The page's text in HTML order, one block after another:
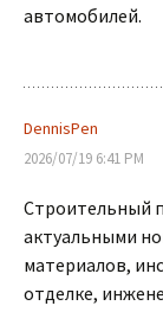
автомобилей.
DennisPen
2026/07/19 6:41 PM
Строительный
актуальными
материалов,
отделке,